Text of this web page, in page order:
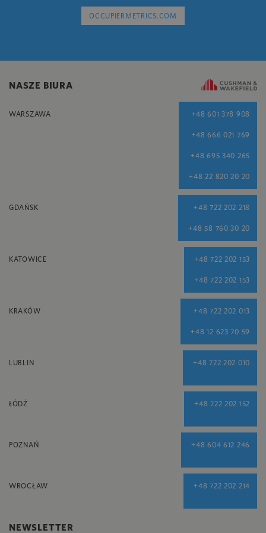
OCCUPIERMETRICS.COM
NASZE BIURA
WARSZAWA +48 601 378 908
+48 666 021 769
+48 695 340 265
+48 22 820 20 20
GDAŃSK +48 722 202 218
+48 58 760 30 20
KATOWICE +48 722 202 153
+48 722 202 153
KRAKÓW +48 722 202 013
+48 12 623 70 59
LUBLIN +48 722 202 010
ŁÓDŹ +48 722 202 152
POZNAŃ +48 604 612 246
WROCŁAW +48 722 202 214
NEWSLETTER